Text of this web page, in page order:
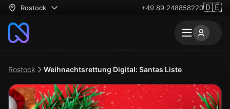
Rostock +49 89 248858220🇩🇪
Rostock Weihnachtsrettung Digital: Santas Liste